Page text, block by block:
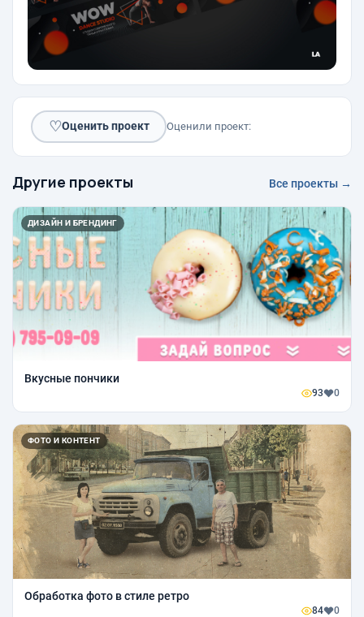
♡Оценить проект Оценили проект:
Другие проекты Все проекты →
ДИЗАЙН И БРЕНДИНГ
Вкусные пончики
93 0
ФОТО И КОНТЕНТ
Обработка фото в стиле ретро
84 0